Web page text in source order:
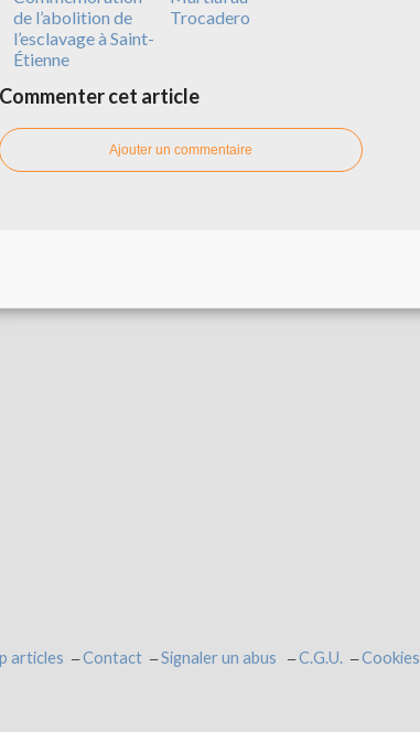
de l’abolition de
l’esclavage à Saint-
Étienne
Trocadero
Commenter cet article
Ajouter un commentaire
articles Contact Signaler un abus C.G.U.